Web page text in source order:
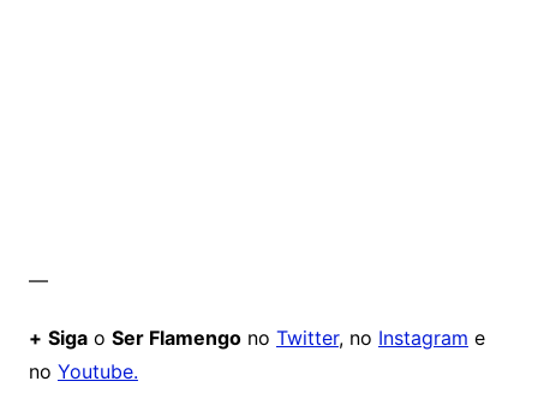
—
+ Sigao Ser Flamengono Twitter, no Instagram e
no Youtube.